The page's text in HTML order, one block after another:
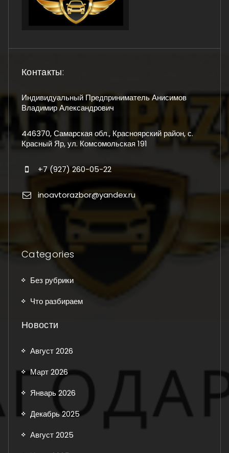
Контакты:
Индивидуальный Предприниматель Анисимов
Владимир Александрович
446370, Самарская обл., Красноярский район, с.
Красный Яр, ул. Комсомольская 191
+7 (927) 260-05-22
inoavtorazbor@yandex.ru
Categories
Без рубрики
Что разбираем
Новости
Август 2026
Март 2026
Январь 2026
Декабрь 2025
Август 2025